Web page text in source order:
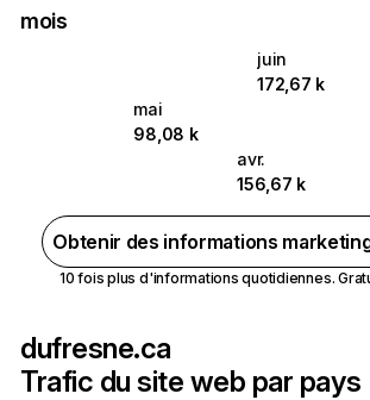
mois
juin
172,67 k
mai
98,08 k
avr.
156,67 k
Obtenir des informations
10 fois plus d'informations quotidiennes.
dufresne.ca
Trafic du site web par pays